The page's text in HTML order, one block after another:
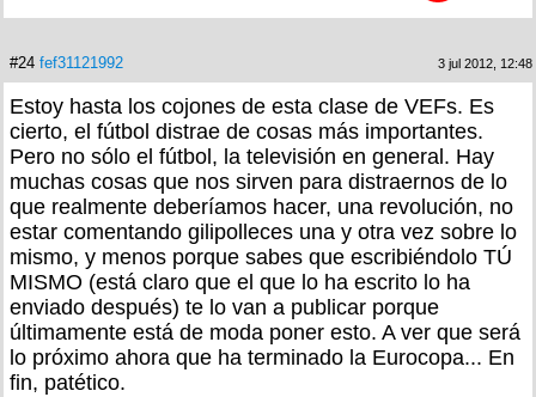
#24 fef31121992 3 jul 2012, 12:48
Estoy hasta los cojones de esta clase de VEFs. Es
cierto, el fútbol distrae de cosas más importantes.
Pero no sólo el fútbol, la televisión en general. Hay
muchas cosas que nos sirven para distraernos de lo
que realmente deberíamos hacer, una revolución, no
estar comentando gilipolleces una y otra vez sobre lo
mismo, y menos porque sabes que escribiéndolo TÚ
MISMO (está claro que el que lo ha escrito lo ha
enviado después) te lo van a publicar porque
últimamente está de moda poner esto. A ver que será
lo próximo ahora que ha terminado la Eurocopa... En
fin, patético.